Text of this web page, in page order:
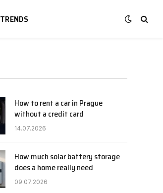
TRENDS
How to rent a car in Prague
without a credit card
14.07.2026
How much solar battery storage
does a home really need
09.07.2026